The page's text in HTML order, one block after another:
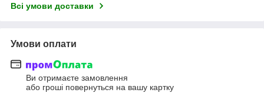
Всі умови доставки
Умови оплати
Ви отримаєте замовлення
або гроші повернуться на вашу картку